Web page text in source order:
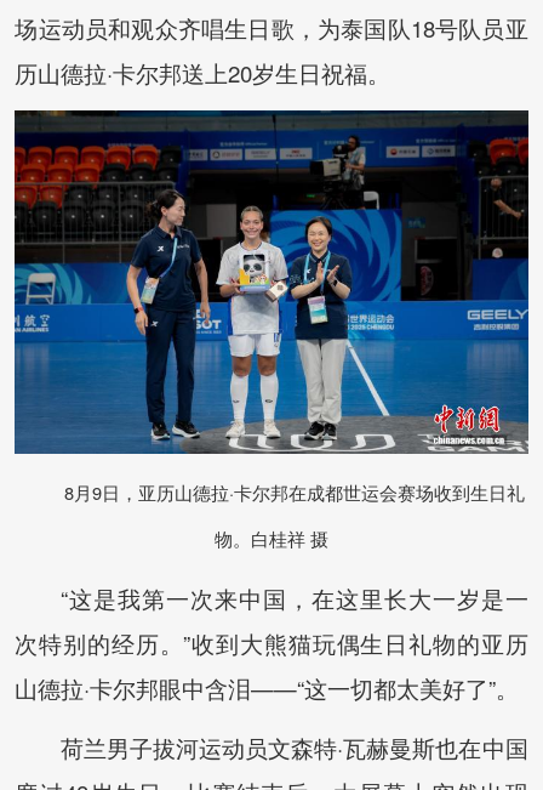
场运动员和观众齐唱生日歌，为泰国队18号队员亚
历山德拉·卡尔邦送上20岁生日祝福。
8月9日，亚历山德拉·卡尔邦在成都世运会赛场收到生日礼
物。白桂祥 摄
“这是我第一次来中国，在这里长大一岁是一
次特别的经历。”收到大熊猫玩偶生日礼物的亚历
山德拉·卡尔邦眼中含泪——“这一切都太美好了”。
荷兰男子拔河运动员文森特·瓦赫曼斯也在中国